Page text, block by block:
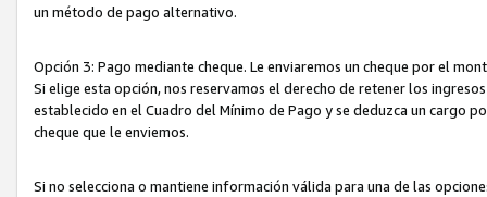
un método de pago alternativo.
Opción 3: Pago mediante cheque. Le enviaremos un cheque por el
Si elige esta opción, nos reservamos el derecho de retener los
establecido en el Cuadro del Mínimo de Pago y se deduzca un cargo
cheque que le enviemos.
Si no selecciona o mantiene información válida para una de las